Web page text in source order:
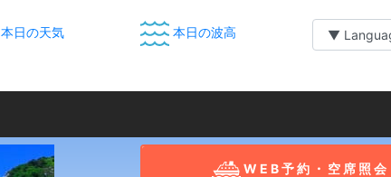
本日の天気 本日の波高
W E B 予 約 ・ 空 席 照 会